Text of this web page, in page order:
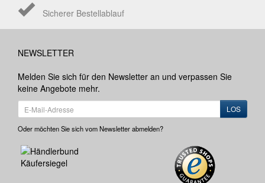
Sicherer Bestellablauf
NEWSLETTER
Melden Sie sich für den Newsletter an und verpassen Sie
keine Angebote mehr.
LOS
Oder möchten Sie sich vom Newsletter abmelden?